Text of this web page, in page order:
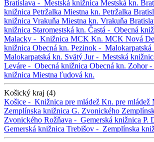
Bratislava - Mestská knižnica Mestská kn.
knižnica Petržalka Miestna kn. Petržalka
knižnica Vrakuňa Miestna kn. Vrakuňa
knižnica Staromestská kn. Častá - Obecná
Malacky - Knižnica MCK Kn. MCK Nová
knižnica Obecná kn. Pezinok - Malokarpatská
Malokarpatská kn. Svätý Jur - Mestská
Leváre - Obecná knižnica Obecná kn. Zohor -
knižnica Miestna ľudová kn.
Košický kraj (4)
Košice - Knižnica pre mládež Kn. pre mládež
Zemplínska knižnica G. Zvonického
Zvonického Rožňava - Gemerská knižnica P.
Gemerská knižnica Trebišov - Zemplínska